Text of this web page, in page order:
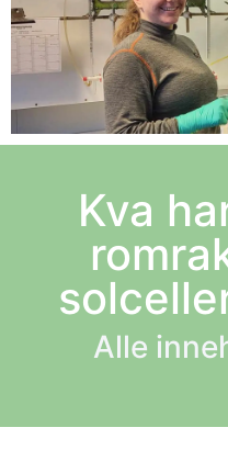
Kva
Alle